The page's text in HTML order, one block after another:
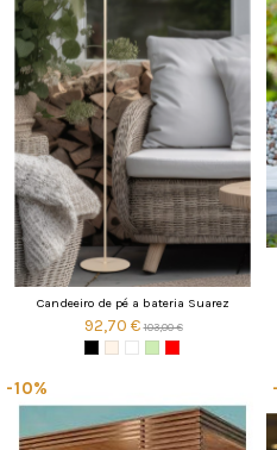
Candeeiro de pé a bateria Suarez
92,70 € 103,00 €
-10%